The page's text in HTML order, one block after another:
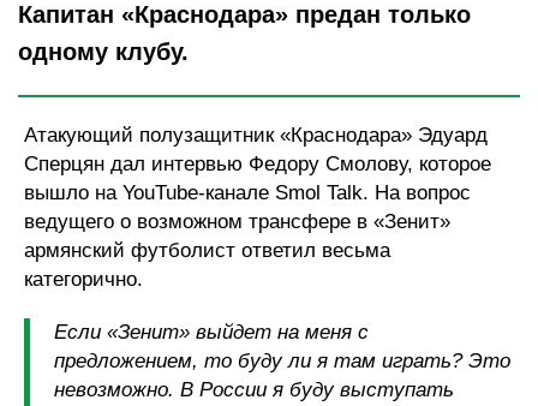
Капитан «Краснодара» предан только
одному клубу.
Атакующий полузащитник «Краснодара» Эдуард
Сперцян дал интервью Федору Смолову, которое
вышло на YouTube-канале Smol Talk. На вопрос
ведущего о возможном трансфере в «Зенит»
армянский футболист ответил весьма
категорично.
Если «Зенит» выйдет на меня с
предложением, то буду ли я там играть? Это
невозможно. В России я буду выступать